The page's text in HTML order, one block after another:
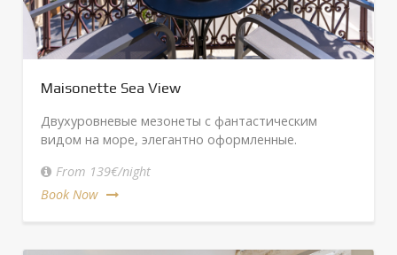
Maisonette Sea View
Двухуровневые мезонеты с фантастическим
видом на море, элегантно оформленные.
From 139€/night
Book Now